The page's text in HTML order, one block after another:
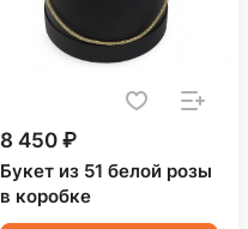
8 450 ₽
Букет из 51 белой розы
в коробке